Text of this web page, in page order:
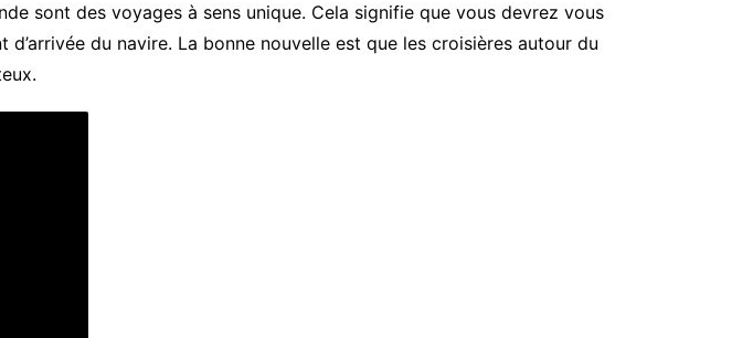
sont des voyages à sens unique. Cela signifie que vous devrez vous
du navire. La bonne nouvelle est que les croisières autour du